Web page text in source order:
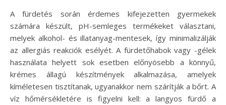
A fürdetés során érdemes kifejezetten gyermekek
számára készült, pH-semleges termékeket választani,
melyek alkohol- és illatanyag-mentesek, így minimalizálják
az allergiás reakciók esélyét. A fürdetőhabok vagy -gélek
használata helyett sok esetben előnyösebb a könnyű,
krémes állagú készítmények alkalmazása, amelyek
kíméletesen tisztítanak, ugyanakkor nem szárítják a bőrt. A
víz hőmérsékletére is figyelni kell: a langyos fürdő a